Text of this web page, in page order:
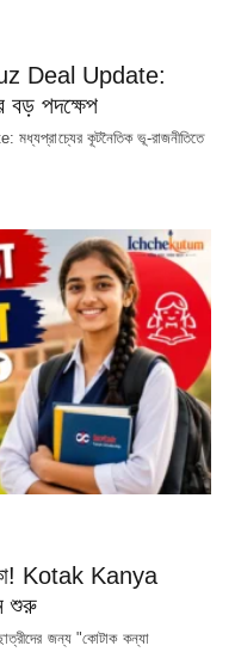
Deal Update:
বড় পদক্ষেপ
কূটনৈতিক ভূ-রাজনীতিতে
Kotak Kanya
শুরু
জন্য "কোটাক কন্যা